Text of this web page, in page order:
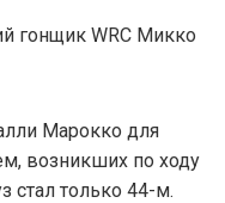
гонщик WRC Микко
Марокко для
возникших по ходу
стал только 44-м.